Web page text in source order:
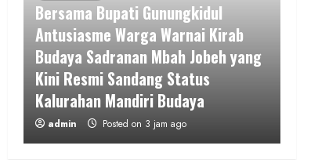
Bersama Bupati Gunungkidul
Antusiasme Warga Warnai Kirab
Budaya Sadranan Mbah Jobeh yang
Kini Resmi Sandang Status
Kalurahan Mandiri Budaya
admin Posted on 3 jam ago